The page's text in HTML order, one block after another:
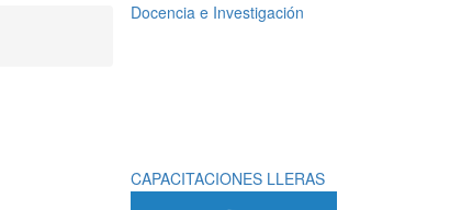
Docencia e Investigación
CAPACITACIONES LLERAS